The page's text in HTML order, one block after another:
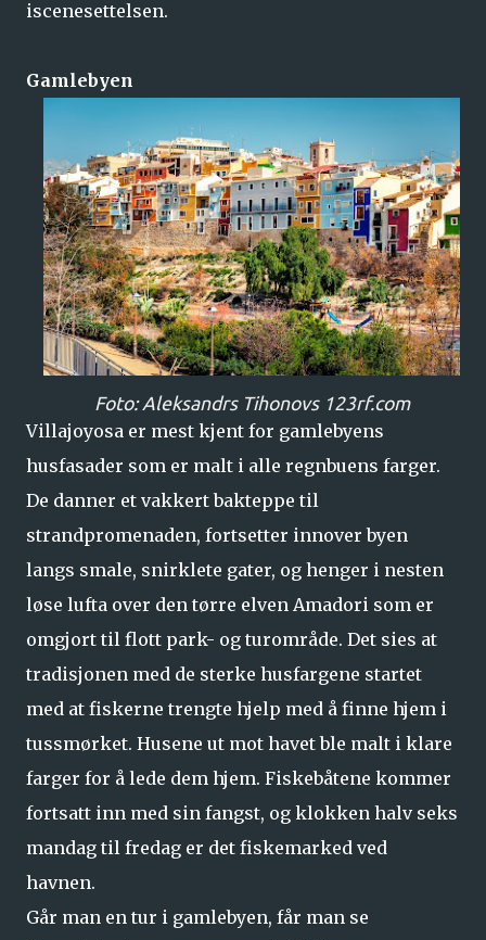
iscenesettelsen.
Gamlebyen
Foto: Aleksandrs Tihonovs 123rf.com
Villajoyosa er mest kjent for gamlebyens
husfasader som er malt i alle regnbuens farger.
De danner et vakkert bakteppe til
strandpromenaden, fortsetter innover byen
langs smale, snirklete gater, og henger i nesten
løse lufta over den tørre elven Amadori som er
omgjort til flott park- og turområde. Det sies at
tradisjonen med de sterke husfargene startet
med at fiskerne trengte hjelp med å finne hjem i
tussmørket. Husene ut mot havet ble malt i klare
farger for å lede dem hjem. Fiskebåtene kommer
fortsatt inn med sin fangst, og klokken halv seks
mandag til fredag er det fiskemarked ved
havnen.
Går man en tur i gamlebyen, får man se